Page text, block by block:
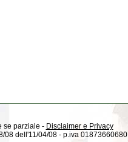
se parziale - Disclaimer e Privacy
08 dell'11/04/08 - p.iva 01873660680